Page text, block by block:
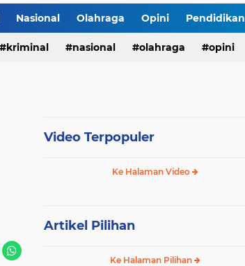
Nasional Olahraga Opini Pendidikan
kriminal nasional olahraga opini
Video Terpopuler
Ke Halaman Video
Artikel Pilihan
Ke Halaman Pilihan